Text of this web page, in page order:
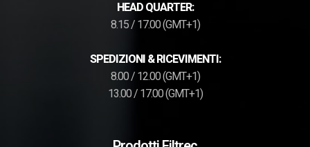
HEAD QUARTER:
8.15 / 17.00 (GMT+1)
SPEDIZIONI & RICEVIMENTI:
8.00 / 12.00 (GMT+1)
13.00 / 17.00 (GMT+1)